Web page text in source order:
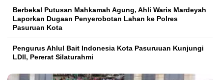
Berbekal Putusan Mahkamah Agung, Ahli Waris Mardeyah
Laporkan Dugaan Penyerobotan Lahan ke Polres
Pasuruan Kota
Pengurus Ahlul Bait Indonesia Kota Pasuruuan Kunjungi
LDII, Pererat Silaturahmi